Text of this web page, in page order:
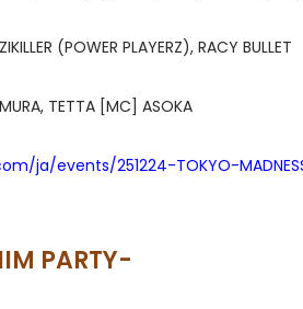
(POWER PLAYERZ), RACY BULLET
TETTA [MC] ASOKA
ja/events/251224-TOKYO-
PARTY-